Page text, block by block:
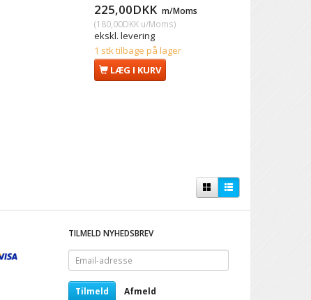
225,00DKK m/Moms
(180,00DKKu/Moms)
ekskl. levering
1 stk tilbage på lager
LÆG I KURV
TILMELD NYHEDSBREV
Email-
adresse
Tilmeld Afmeld